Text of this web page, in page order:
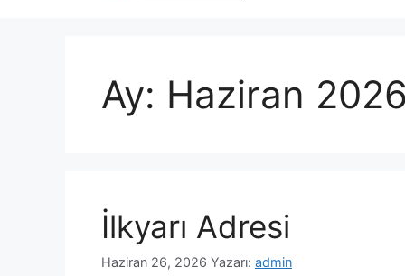
Ay: Haziran
İlkyarı Adresi
Haziran 26, 2026 Yazarı: admin